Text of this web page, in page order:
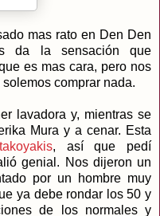
mas rato en Den Den
da la sensación que
es mas cara, pero nos
comprar nada.
lavadora y, mientras se
Mura y a cenar. Esta
takoyakis, así que pedí
genial. Nos dijeron un
por un hombre muy
ya debe rondar los 50 y
de los normales y